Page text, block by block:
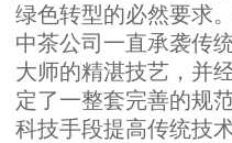
绿色转型的必然要求
中茶公司一直承袭传
大师的精湛技艺，并
定了一整套完善的规
科技手段提高传统技